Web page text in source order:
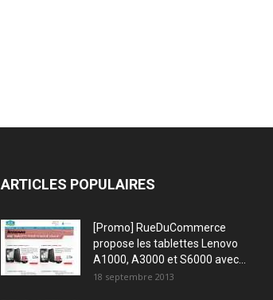
ARTICLES POPULAIRES
[Promo] RueDuCommerce
propose les tablettes Lenovo
A1000, A3000 et S6000 avec...
18 septembre 2013